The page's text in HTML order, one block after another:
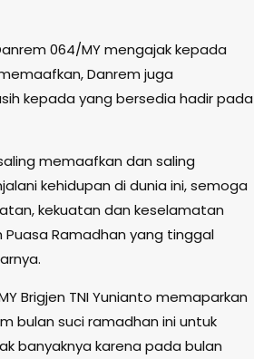
064/MY mengajak kepada
Danrem juga
kepada yang bersedia hadir pada
memaafkan dan saling
kehidupan di dunia ini, semoga
kekuatan dan keselamatan
Ramadhan yang tinggal
Brigjen TNI Yunianto memaparkan
bulan suci ramadhan ini untuk
banyaknya karena pada bulan